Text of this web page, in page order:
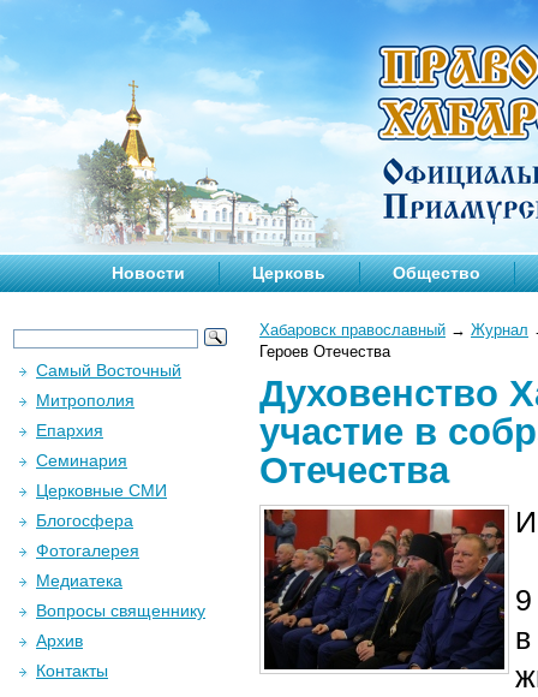
Новости Церковь Общество
Хабаровск православный → Журнал
Героев Отечества
Духовенство
участие в
Отечества
Самый Восточный
Митрополия
Епархия
Семинария
Церковные СМИ
Блогосфера
Фотогалерея
Медиатека
Вопросы священнику
Архив
Контакты